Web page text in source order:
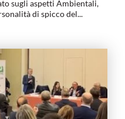
sugli aspetti Ambientali,
di spicco del...